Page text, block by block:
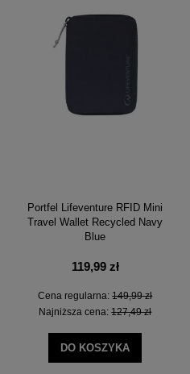
Portfel Lifeventure RFID Mini
Travel Wallet Recycled Navy
Blue
119,99 zł
Cena regularna:149,99 zł
Najniższa cena:127,49 zł
DO KOSZYKA